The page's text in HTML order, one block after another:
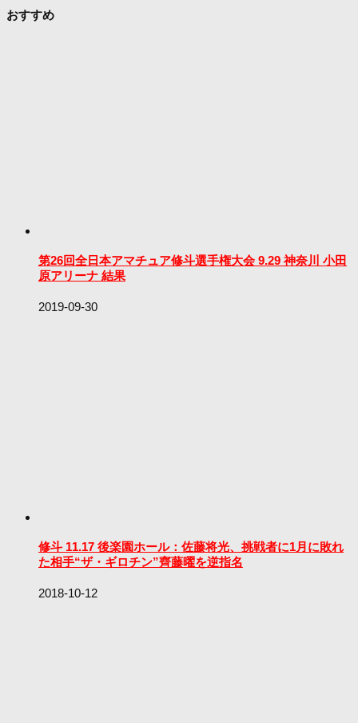
おすすめ
第26回全日本アマチュア修斗選手権大会 9.29 神奈川 小田
原アリーナ 結果
2019-09-30
修斗 11.17 後楽園ホール：佐藤将光、挑戦者に1月に敗れ
た相手“ザ・ギロチン”齊藤曜を逆指名
2018-10-12